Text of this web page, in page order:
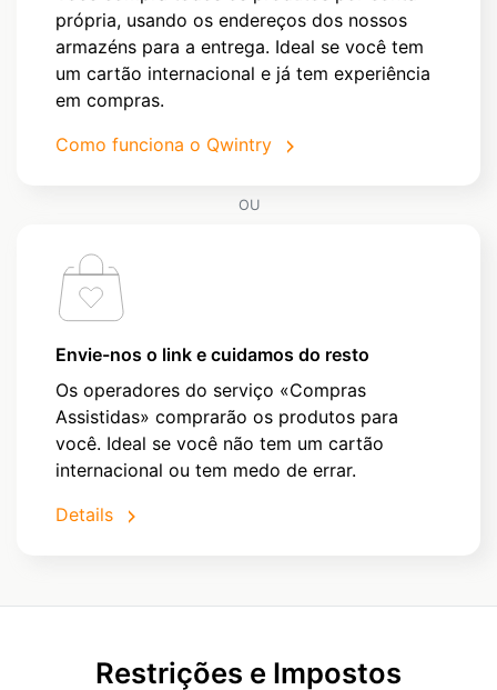
própria, usando os endereços dos nossos
armazéns para a entrega. Ideal se você tem
um cartão internacional e já tem experiência
em compras.
Como funciona o Qwintry
OU
Envie-nos o link e cuidamos do resto
Os operadores do serviço «Compras
Assistidas» comprarão os produtos para
você. Ideal se você não tem um cartão
internacional ou tem medo de errar.
Details
Restrições e Impostos